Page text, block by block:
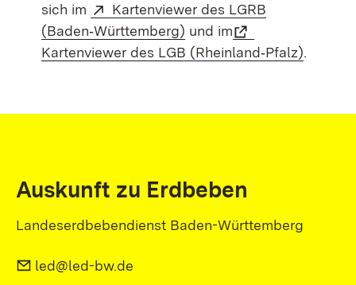
sich im
Kartenviewer des LGRB
(Baden‑Württemberg) und im
Kartenviewer des LGB (Rheinland‑Pfalz).
Auskunft zu Erdbeben
Landeserdbebendienst Baden-Württemberg
led@led-bw.de